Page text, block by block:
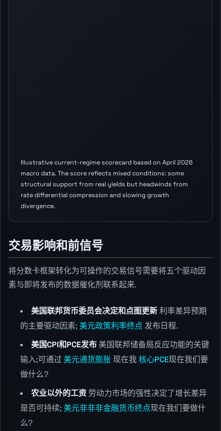
Illustrative current-regime scorecard based on April 2026
macro data. The score reflects mixed conditions: some
structural support from real yields but headwinds from
rate differential compression and slowing growth
divergence.
交易影响和前信号
将分数卡框架转化为可操作的交易信号需要将五个驱动因
素与即将发布的数据催化剂联系起来.
美国联邦货币委员会决定和点图更新利率差异预期
的主要驱动因素; 美元政策利率终点 发布日程.
美国CPI和PCE发布 美国联邦储备局反应功能的关键
输入;可通过美元通货膨胀现在我核心PCE现在我们要
做什么?
农业以外的工资 劳动力市场的强性决定了增长差异
是否可持续; 美元非非非金融货币终点现在我们要做什
么?